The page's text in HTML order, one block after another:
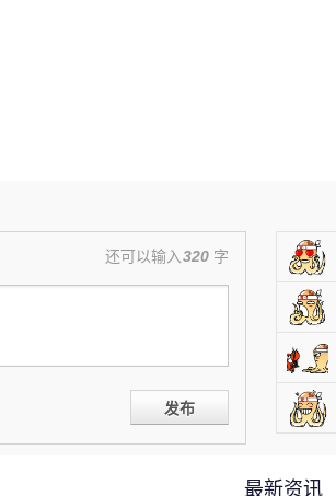
还可以输入320 字
发布
最新资讯